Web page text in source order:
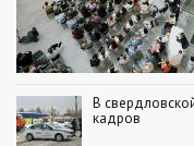
В
кадров